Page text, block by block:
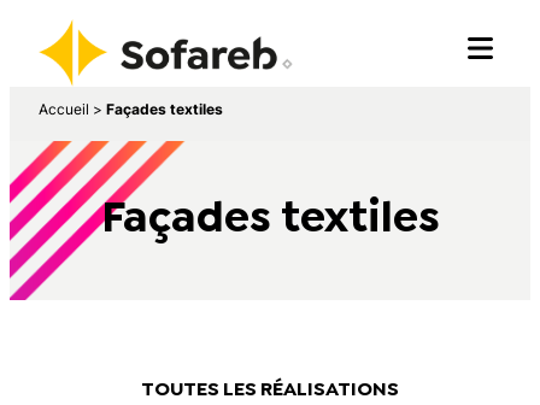
Accueil > Façades textiles
Façades textiles
TOUTES LES RÉALISATIONS